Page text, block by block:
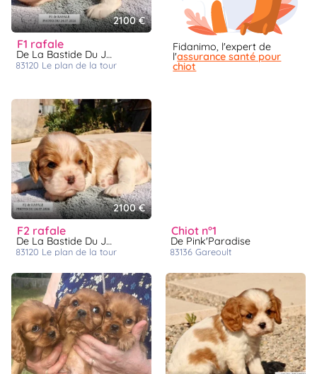
2100 €
f1 rafale
De La Bastide Du Jas De Jeromes
83120 le plan de la tour
Fidanimo, l'expert de
l'assurance santé pour
chiot
2100 €
f2 rafale
De La Bastide Du Jas De Jeromes
83120 le plan de la tour
chiot n°1
De Pink'Paradise
83136 gareoult